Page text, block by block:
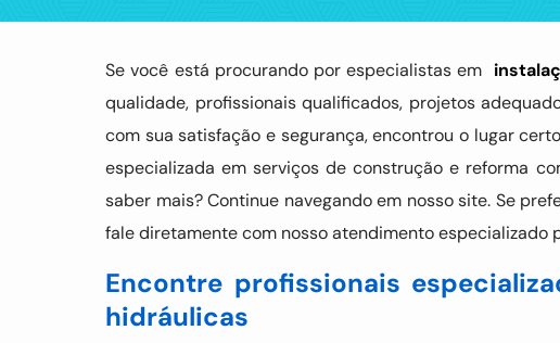
Se você está procurando por especialistas em
qualidade, profissionais qualificados, projetos
com sua satisfação e segurança, encontrou o lugar
especializada em serviços de construção e reforma
saber mais? Continue navegando em nosso site. Se
fale diretamente com nosso atendimento
Encontre profissionais
hidráulicas